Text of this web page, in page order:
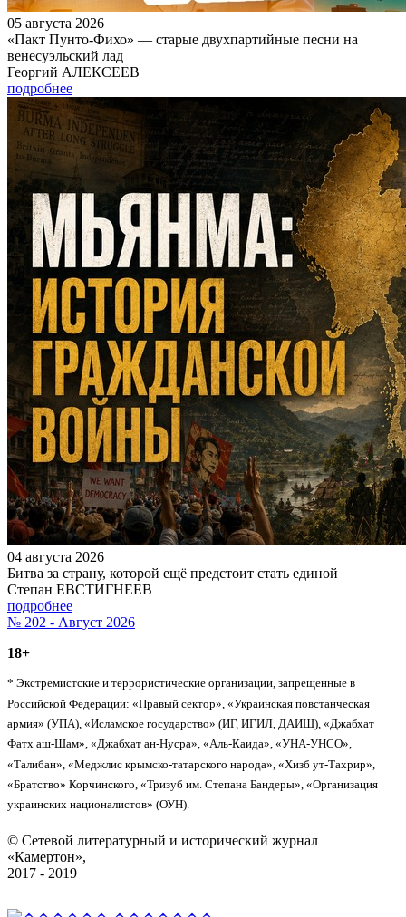
05 августа 2026
«Пакт Пунто-Фихо» — старые двухпартийные песни на
венесуэльский лад
Георгий АЛЕКСЕЕВ
подробнее
04 августа 2026
Битва за страну, которой ещё предстоит стать единой
Степан ЕВСТИГНЕЕВ
подробнее
№ 202 - Август 2026
18+
* Экстремистские и террористические организации, запрещенные в
Российской Федерации: «Правый сектор», «Украинская повстанческая
армия» (УПА), «Исламское государство» (ИГ, ИГИЛ, ДАИШ), «Джабхат
Фатх аш-Шам», «Джабхат ан-Нусра», «Аль-Каида», «УНА-УНСО»,
«Талибан», «Меджлис крымско-татарского народа», «Хизб ут-Тахрир»,
«Братство» Корчинского, «Тризуб им. Степана Бандеры», «Организация
украинских националистов» (ОУН).
© Сетевой литературный и исторический журнал
«Камертон»,
2017 - 2019